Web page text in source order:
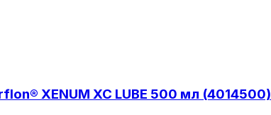
XENUM XC LUBE 500 мл (4014500)